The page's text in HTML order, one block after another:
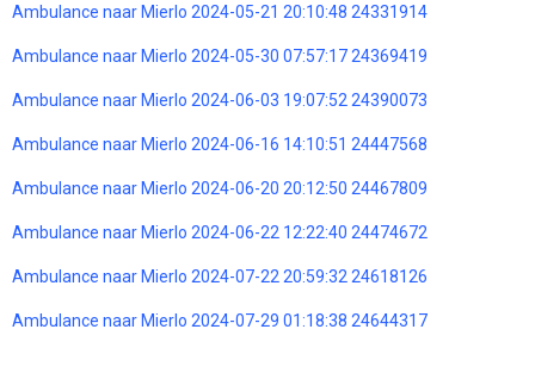
Ambulance naar Mierlo 2024-05-21 20:10:48 24331914
Ambulance naar Mierlo 2024-05-30 07:57:17 24369419
Ambulance naar Mierlo 2024-06-03 19:07:52 24390073
Ambulance naar Mierlo 2024-06-16 14:10:51 24447568
Ambulance naar Mierlo 2024-06-20 20:12:50 24467809
Ambulance naar Mierlo 2024-06-22 12:22:40 24474672
Ambulance naar Mierlo 2024-07-22 20:59:32 24618126
Ambulance naar Mierlo 2024-07-29 01:18:38 24644317